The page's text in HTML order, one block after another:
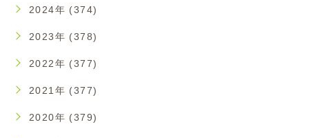
2024年 (374)
2023年 (378)
2022年 (377)
2021年 (377)
2020年 (379)